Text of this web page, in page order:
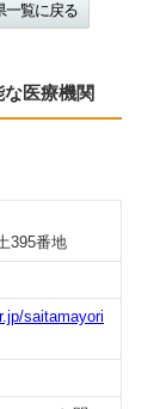
一覧に戻る
医療機関
395番地
saitamayori